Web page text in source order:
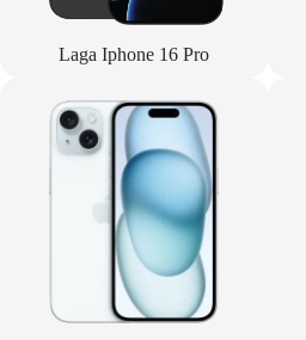
Laga Iphone 16 Pro